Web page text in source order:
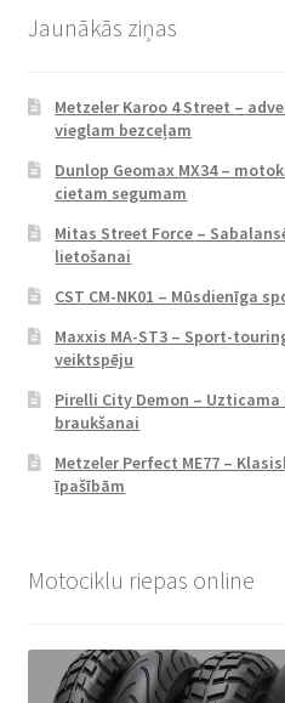
Jaunākās ziņas
Metzeler Karoo 4 Street –
vieglam bezceļam
Dunlop Geomax MX34 –
cietam segumam
Mitas Street Force –
lietošanai
CST CM-NK01 – Mūsdienīga
Maxxis MA-ST3 – Sport-
veiktspēju
Pirelli City Demon –
braukšanai
Metzeler Perfect ME77 –
īpašībām
Motociklu riepas online